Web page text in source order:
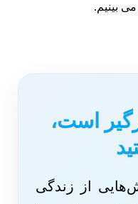
می بینیم.
است،
از زندگی